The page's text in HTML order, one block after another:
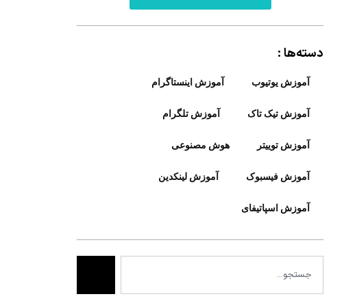
دسته‌ها :
آموزش یوتیوب آموزش اینستاگرام
آموزش تیک تاک آموزش تلگرام
آموزش توییتر هوش مصنوعی
آموزش فیسبوک آموزش لینکدین
آموزش اسپاتیفای